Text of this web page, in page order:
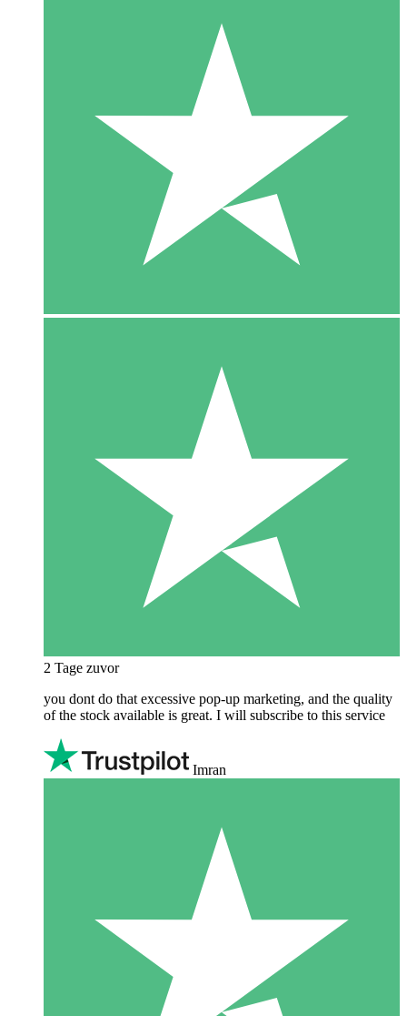
2 Tage zuvor
you dont do that excessive pop-up marketing, and the quality
of the stock available is great. I will subscribe to this service
Imran